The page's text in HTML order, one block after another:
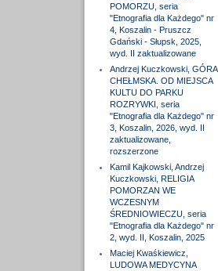
POMORZU, seria
"Etnografia dla Każdego" nr
4, Koszalin - Pruszcz
Gdański - Słupsk, 2025,
wyd. II zaktualizowane
Andrzej Kuczkowski, GÓRA
CHEŁMSKA. OD MIEJSCA
KULTU DO PARKU
ROZRYWKI, seria
"Etnografia dla Każdego" nr
3, Koszalin, 2026, wyd. II
zaktualizowane,
rozszerzone
Kamil Kajkowski, Andrzej
Kuczkowski, RELIGIA
POMORZAN WE
WCZESNYM
ŚREDNIOWIECZU, seria
"Etnografia dla Każdego" nr
2, wyd. II, Koszalin, 2025
Maciej Kwaśkiewicz,
LUDOWA MEDYCYNA